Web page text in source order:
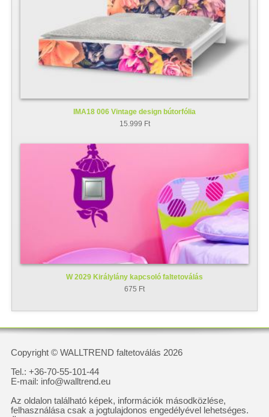
IMA18 006 Vintage design bútorfólia
15.999 Ft
W 2029 Királylány kapcsoló faltetoválás
675 Ft
Copyright © WALLTREND faltetoválás 2026
Tel.: +36-70-55-101-44
E-mail: info@walltrend.eu
Az oldalon található képek, információk másodközlése,
felhasználása csak a jogtulajdonos engedélyével lehetséges.